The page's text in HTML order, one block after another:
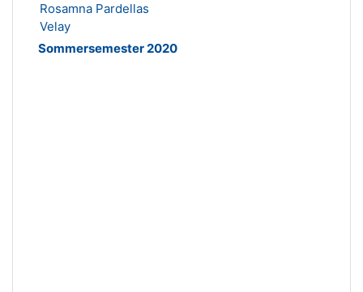
Rosamna Pardellas
Velay
Sommersemester 2020